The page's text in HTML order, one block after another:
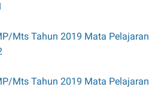
Mts Tahun 2019 Mata Pelajaran
Mts Tahun 2019 Mata Pelajaran